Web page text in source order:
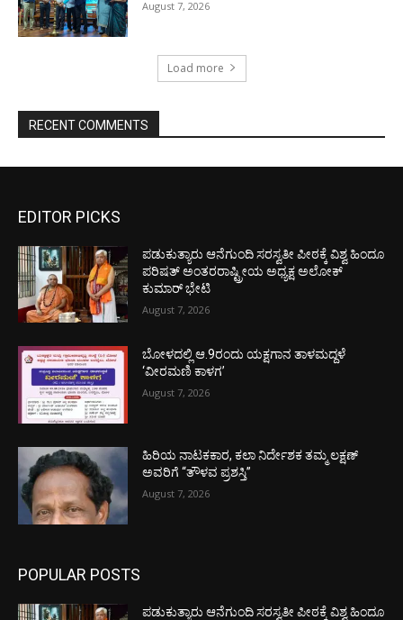
August 7, 2026
Load more
RECENT COMMENTS
EDITOR PICKS
ಪಡುಕುತ್ಯಾರು ಆನೆಗುಂದಿ ಸರಸ್ವತೀ ಪೀಠಕ್ಕೆ ವಿಶ್ವ ಹಿಂದೂ
ಪರಿಷತ್ ಅಂತರರಾಷ್ಟ್ರೀಯ ಅಧ್ಯಕ್ಷ ಅಲೋಕ್
ಕುಮಾರ್ ಭೇಟಿ
August 7, 2026
ಬೋಳದಲ್ಲಿ ಆ.9ರಂದು ಯಕ್ಷಗಾನ ತಾಳಮದ್ದಳೆ
‘ವೀರಮಣಿ ಕಾಳಗ’
August 7, 2026
ಹಿರಿಯ ನಾಟಕಕಾರ, ಕಲಾ ನಿರ್ದೇಶಕ ತಮ್ಮ ಲಕ್ಷಣ್
ಅವರಿಗೆ “ತೌಳವ ಪ್ರಶಸ್ತಿ”
August 7, 2026
POPULAR POSTS
ಪಡುಕುತ್ಯಾರು ಆನೆಗುಂದಿ ಸರಸ್ವತೀ ಪೀಠಕ್ಕೆ ವಿಶ್ವ ಹಿಂದೂ